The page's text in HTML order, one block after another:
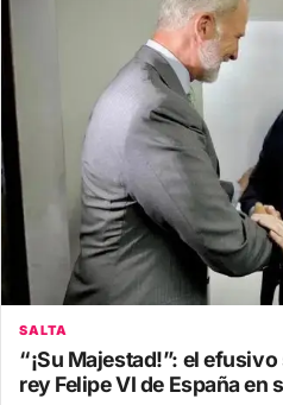
SALTA
“¡Su Majestad!”: el
rey Felipe VI de España en